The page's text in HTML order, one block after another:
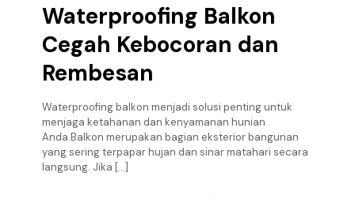
Waterproofing Balkon
Cegah Kebocoran dan
Rembesan
Waterproofing balkon menjadi solusi penting untuk
menjaga ketahanan dan kenyamanan hunian
Anda.Balkon merupakan bagian eksterior bangunan
yang sering terpapar hujan dan sinar matahari secara
langsung. Jika […]